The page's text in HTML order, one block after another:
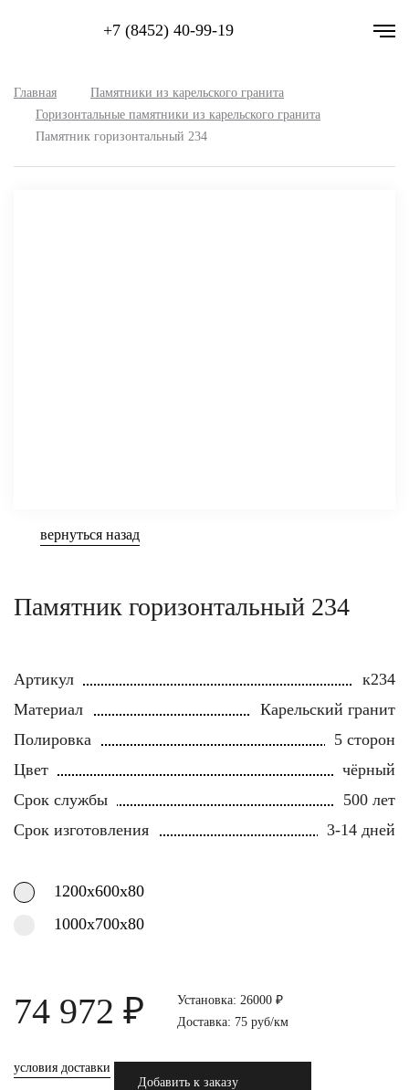
+7 (8452) 40-99-19
Главная
Памятники из карельского гранита
Горизонтальные памятники из карельского гранита
Памятник горизонтальный 234
вернуться назад
Памятник горизонтальный 234
Артикул
к234
Материал
Карельский гранит
Полировка
5 сторон
Цвет
чёрный
Срок службы
500 лет
Срок изготовления
3-14 дней
1200х600х80
1000х700х80
74 972 ₽
Установка: 26000 ₽
Доставка: 75 руб/км
условия доставки
Добавить к заказу